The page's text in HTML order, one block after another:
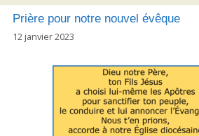
Prière pour notre nouvel évêque
12 janvier 2023